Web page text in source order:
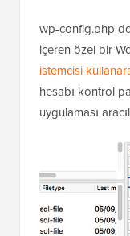
wp-config.php
içeren özel bir
istemcisi
hesabı kontrol
uygulaması